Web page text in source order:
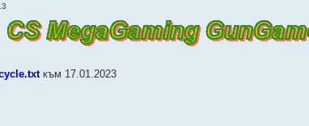
към 17.01.2023